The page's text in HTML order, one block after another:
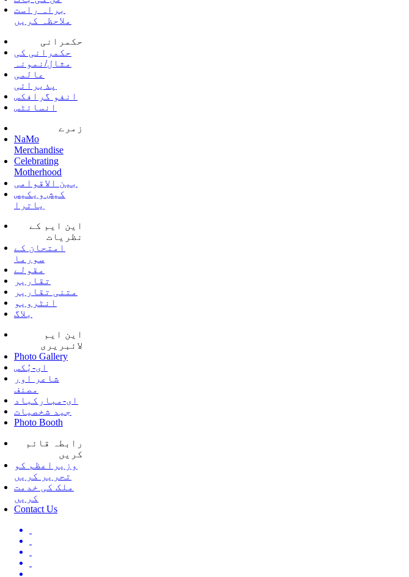
براہ راست
ملاحظہ کریں
حکمرانی
حکمرانی کی
مثال/نمونہ
عالمی
پذیرائی
انفو گرافکس
انسائٹس
زمرے
NaMo
Merchandise
Celebrating
Motherhood
بین الاقوامی
کیش ویکیس
یاترا
این ایم کے
نظریات
امتحان کے
سورما
مقولے
تقاریر
متنی تقاریر
انٹرویو
بلاگ
این ایم
لائبریری
Photo Gallery
ای-بُکس
شاعر اور
مصنف
ای-مبارکباد
جید شخصیات
Photo Booth
رابطہ قائم
کریں
وزیراعظم کو
تحریر کریں
ملک کی خدمت
کریں
Contact Us